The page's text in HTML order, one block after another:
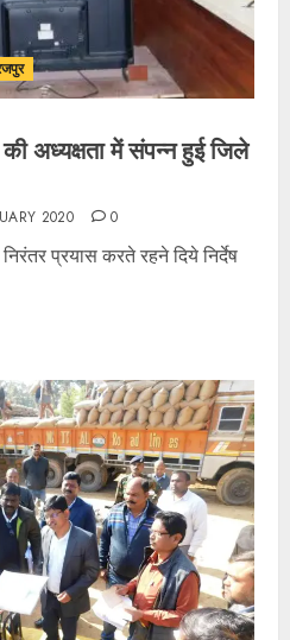
अध्यक्षता में संपन्न हुई जिले
2020 0
प्रयास करते रहने दिये निर्देष